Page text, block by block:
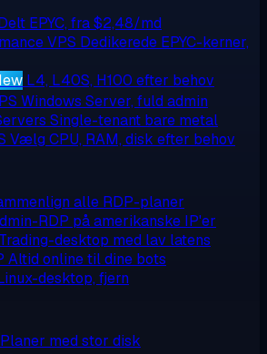
EPYC, fra $2,48/md
VPS Dedikerede EPYC-kerner,
L4, L40S, H100 efter behov
Windows Server, fuld admin
Single-tenant bare metal
Vælg CPU, RAM, disk efter behov
alle RDP-planer
RDP på amerikanske IP'er
Trading-desktop med lav latens
Altid online til dine bots
desktop, fjern
Planer med stor disk